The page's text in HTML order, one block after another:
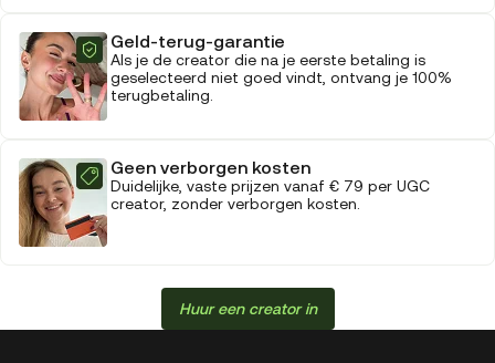
Geld-terug-garantie
Als je de creator die na je eerste betaling is
geselecteerd niet goed vindt, ontvang je 100%
terugbetaling.
Geen verborgen kosten
Duidelijke, vaste prijzen vanaf € 79 per UGC
creator, zonder verborgen kosten.
Huur een creator in